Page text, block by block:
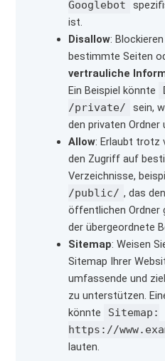
Googlebot
ist.
Disallow:
bestimmte Seiten
vertrauliche
Ein Beispiel könnte
/private/
sein,
den privaten Ordner
Allow: Erlaubt trotz
den Zugriff auf
Verzeichnisse,
/public/ , das
öffentlichen
der übergeordnete
Sitemap: Weisen
Sitemap Ihrer
umfassende und
zu unterstützen.
könnte
Sitemap:
https://
lauten.